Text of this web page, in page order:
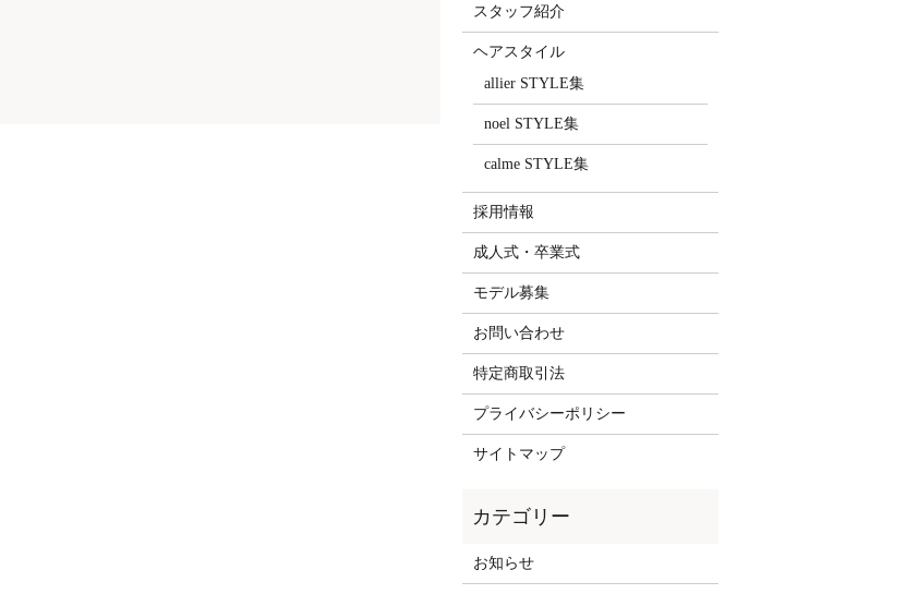
スタッフ紹介
ヘアスタイル
allier STYLE集
noel STYLE集
calme STYLE集
採用情報
成人式・卒業式
モデル募集
お問い合わせ
特定商取引法
プライバシーポリシー
サイトマップ
お知らせ